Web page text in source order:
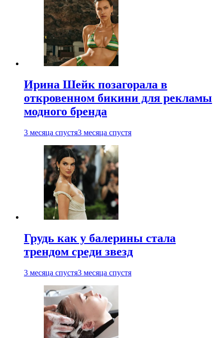
Ирина Шейк позагорала в
откровенном бикини для рекламы
модного бренда
3 месяца спустя3 месяца спустя
Грудь как у балерины стала
трендом среди звезд
3 месяца спустя3 месяца спустя